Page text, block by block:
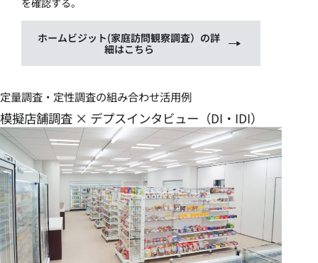
を確認する。
ホームビジット(家庭訪問観察調査）の詳
細はこちら
定量調査・定性調査の組み合わせ活用例
模擬店舗調査 × デプスインタビュー（DI・IDI）